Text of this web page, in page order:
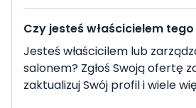
Czy jesteś właścicielem
Jesteś właścicilem lub
salonem? Zgłoś Swoją ofertę
zaktualizuj Swój profil i wiele